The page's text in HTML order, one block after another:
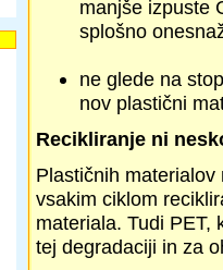
manjše izpuste
splošno
ne glede na
nov plastični
Recikliranje ni
Plastičnih
vsakim ciklom
materiala. Tudi PET,
tej degradaciji in za